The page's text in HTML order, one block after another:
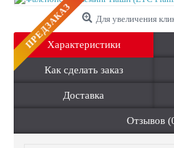
ПРЕДЗАКАЗ Для увеличения
Характеристики
Как сделать заказ
Доставка
Отзывов